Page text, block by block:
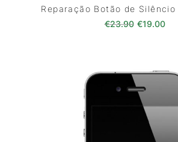
Reparação Botão de Silêncio
€23.90 O preço
€19.00O